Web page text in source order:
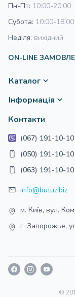
Відповідає
ECE R44/04
Пн-Пт: 10:00-20:00
Субота: 10:00-18:00
Неділя: вихідний
ON-LINE
Каталог
Інформація
Контакти
(067) 191-10-10
(050) 191-10-10
(063) 191-10-10
info@butuz.biz
м. Київ, вул.
г. Запорожье,
©